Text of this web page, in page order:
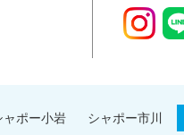
ャポー小岩 シャポー市川